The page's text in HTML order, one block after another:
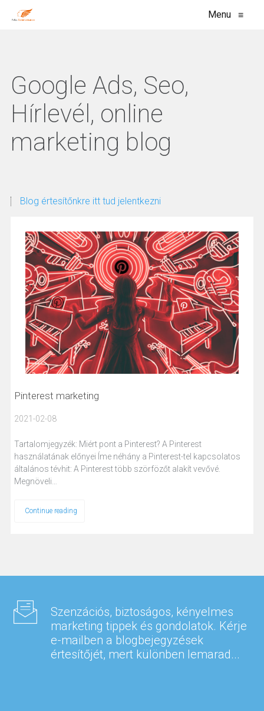
Menu ≡
Google Ads, Seo,
Hírlevél, online
marketing blog
Blog értesítőnkre itt tud jelentkezni
Pinterest marketing
2021-02-08
Tartalomjegyzék: Miért pont a Pinterest? A Pinterest
használatának előnyei Íme néhány a Pinterest-tel kapcsolatos
általános tévhit: A Pinterest több szörfözőt alakít vevővé.
Megnöveli…
Continue reading
Szenzációs, biztoságos, kényelmes
marketing tippek és gondolatok. Kérje
e-mailben a blogbejegyzések
értesítőjét, mert különben lemarad...